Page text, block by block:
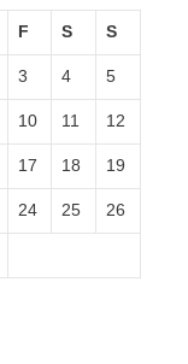
F S S
3 4 5
10 11 12
17 18 19
24 25 26